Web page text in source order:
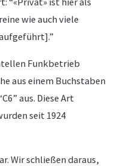
wie auch viele
Funkbetrieb
aus einem Buchstaben
aus. Diese Art
seit 1924
Wir schließen daraus,